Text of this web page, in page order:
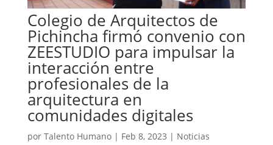
Colegio de Arquitectos de
Pichincha firmó convenio con
ZEESTUDIO para impulsar la
interacción entre
profesionales de la
arquitectura en
comunidades digitales
por Talento Humano| Feb 8, 2023 | Noticias